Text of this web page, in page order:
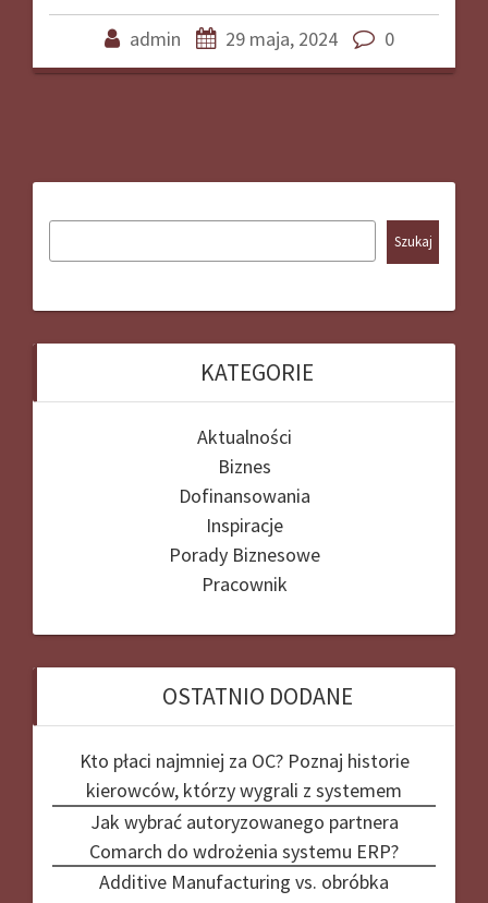
admin 29 maja, 2024 0
Szukaj
KATEGORIE
Aktualności
Biznes
Dofinansowania
Inspiracje
Porady Biznesowe
Pracownik
OSTATNIO DODANE
Kto płaci najmniej za OC? Poznaj historie
kierowców, którzy wygrali z systemem
Jak wybrać autoryzowanego partnera
Comarch do wdrożenia systemu ERP?
Additive Manufacturing vs. obróbka